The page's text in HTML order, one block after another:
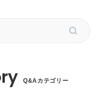
Q&Aカテゴリー